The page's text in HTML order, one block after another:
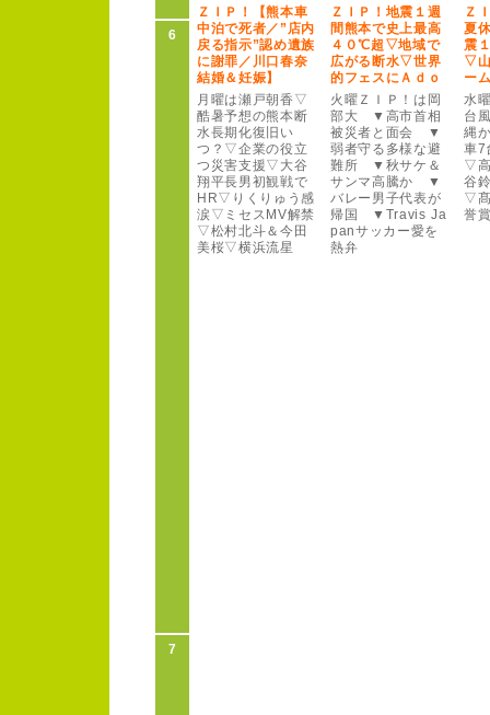
Ｚ Ｉ Ｐ ！
【熊本車
中泊で死者／” 店内
戻る指示”認め遺族
に謝罪／
川口春奈
結婚＆妊娠】
月曜は瀬戸朝香▽
酷暑予想の熊本断
水長期化復旧い
つ？ ▽企業の役立
つ災害支援▽大谷
翔平長男初観戦で
H R▽りくりゅう感
涙▽ミセスMV解禁
▽松村北斗＆今田
美桜▽横浜流星
Ｚ Ｉ Ｐ ！ 地震１ 週
間熊本で史上最高
４ ０℃超▽地域で
広がる断水▽世界
的フェスにＡ ｄ ｏ
火曜Ｚ
Ｉ Ｐ ！ は岡
部大 ▼高市首相
被災者と面会 ▼
弱者守る多様な避
難所 ▼秋サケ＆
サンマ高騰か ▼
バレー 男子代表が
帰国 ▼Travis Ja
panサッカー愛を
熱弁
Ｚ
夏
震
▽山
ー
水
台
縄
車7
▽
谷
▽髙
誉
6
7